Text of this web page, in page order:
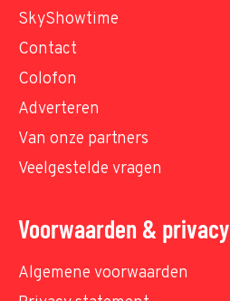
SkyShowtime
Contact
Colofon
Adverteren
Van onze partners
Veelgestelde vragen
Voorwaarden & privacy
Algemene voorwaarden